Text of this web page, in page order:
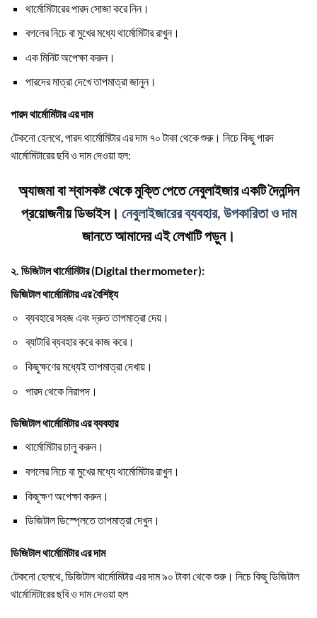
থার্মোমিটারের পারদ সোজা করে নিন।
বগলের নিচে বা মুখের মধ্যে থার্মোমিটার রাখুন।
এক মিনিট অপেক্ষা করুন।
পারদের মাত্রা দেখে তাপমাত্রা জানুন।
পারদ থার্মোমিটার এর দাম
টেকনো হেলথে, পারদ থার্মোমিটার এর দাম ৭০ টাকা থেকে শুরু। নিচে কিছু পারদ
থার্মোমিটারের ছবি ও দাম দেওয়া হল:
অ্যাজমা বা শ্বাসকষ্ট থেকে মুক্তি পেতে নেবুলাইজার একটি দৈনন্দিন
প্রয়োজনীয় ডিভাইস। নেবুলাইজারের ব্যবহার, উপকারিতা ও দাম
জানতে আমাদের এই লেখাটি পড়ুন।
২. ডিজিটাল থার্মোমিটার (Digital thermometer):
ডিজিটাল থার্মোমিটার এর বৈশিষ্ট্য
ব্যবহারে সহজ এবং দ্রুত তাপমাত্রা দেয়।
ব্যাটারি ব্যবহার করে কাজ করে।
কিছুক্ষণের মধ্যেই তাপমাত্রা দেখায়।
পারদ থেকে নিরাপদ।
ডিজিটাল থার্মোমিটার এর ব্যবহার
থার্মোমিটার চালু করুন।
বগলের নিচে বা মুখের মধ্যে থার্মোমিটার রাখুন।
কিছুক্ষণ অপেক্ষা করুন।
ডিজিটাল ডিস্প্লেতে তাপমাত্রা দেখুন।
ডিজিটাল থার্মোমিটার এর দাম
টেকনো হেলথে, ডিজিটাল থার্মোমিটার এর দাম ৯০ টাকা থেকে শুরু। নিচে কিছু ডিজিটাল
থার্মোমিটারের ছবি ও দাম দেওয়া হল